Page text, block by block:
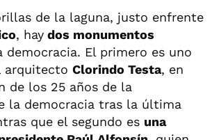
de la laguna, justo enfrente
, hay dos monumentos
democracia. El primero es uno
arquitecto Clorindo Testa, en
de los 25 años de la
la democracia tras la última
que el segundo es una